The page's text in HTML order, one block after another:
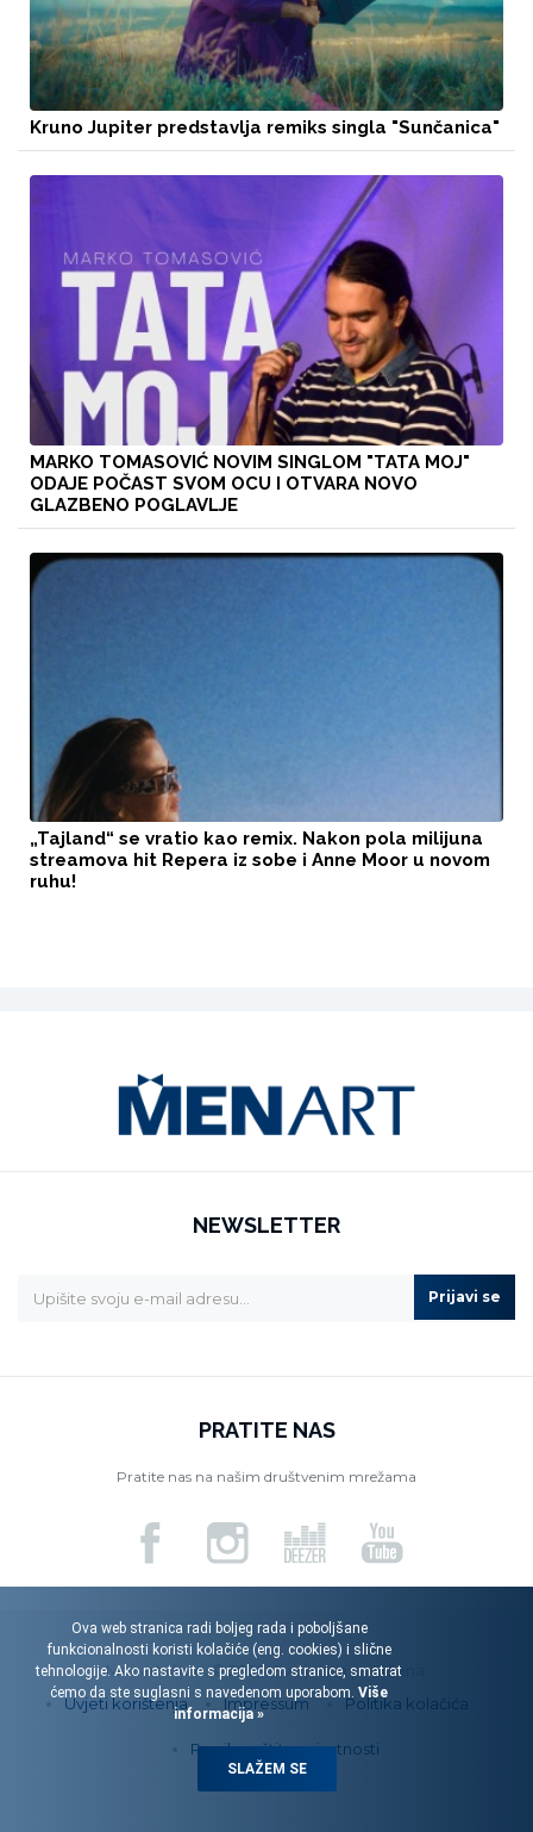
Kruno Jupiter predstavlja remiks singla "Sunčanica"
MARKO TOMASOVIĆ NOVIM SINGLOM "TATA MOJ"
ODAJE POČAST SVOM OCU I OTVARA NOVO
GLAZBENO POGLAVLJE
„Tajland“ se vratio kao remix. Nakon pola milijuna
streamova hit Repera iz sobe i Anne Moor u novom
ruhu!
NEWSLETTER
Prijavi se
PRATITE NAS
Pratite nas na našim društvenim mrežama
Menart d.o.o. © 2026. Sva prava pridržana.
Uvjeti korištenja
Impressum Politika kolačića
Pravila zaštite privatnosti
Ova web stranica radi boljeg rada i poboljšane
funkcionalnosti koristi kolačiće (eng. cookies) i slične
tehnologije. Ako nastavite s pregledom stranice, smatrat
ćemo da ste suglasni s navedenom uporabom. Više
informacija »
SLAŽEM SE